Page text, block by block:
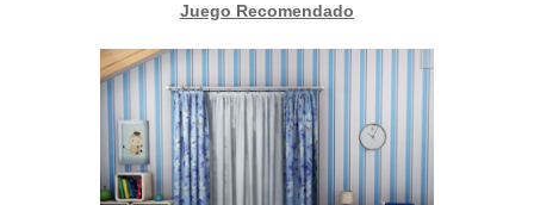
Juego Recomendado